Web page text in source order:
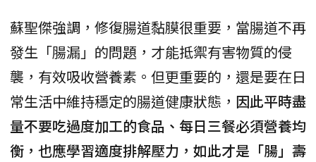
蘇聖傑強調，修復腸道黏膜很重要，當腸道不再
發生「腸漏」的問題，才能抵禦有害物質的侵
襲，有效吸收營養素。但更重要的，還是要在日
常生活中維持穩定的腸道健康狀態， 因此平時盡
量不要吃過度加工的食品、每日三餐必須營養均
衡，也應學習適度排解壓力，如此才是「腸」壽